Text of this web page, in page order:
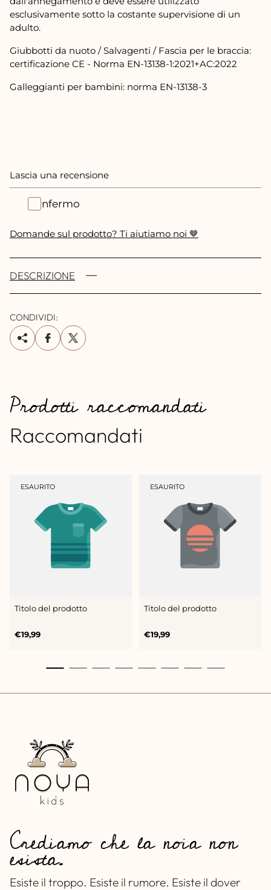
esclusivamente sotto la costante supervisione di un
adulto.
Giubbotti da nuoto / Salvagenti / Fascia per le braccia:
certificazione CE - Norma EN-13138-1:2021+AC:2022
Galleggianti per bambini: norma EN-13138-3
Lascia una recensione
Confermo
Domande sul prodotto? Ti aiutiamo noi 🤎
DESCRIZIONE
CONDIVIDI:
Prodotti raccomandati
Raccomandati
ETICHETTA
PRODOTTO:
ESAURITO
Titolo del prodotto
Prezzo
€19,99
ETICHETTA
PRODOTTO:
ESAURITO
Titolo del prodotto
Prezzo
€19,99
Crediamo che la noia non
esista.
Esiste il troppo. Esiste il rumore. Esiste il dover